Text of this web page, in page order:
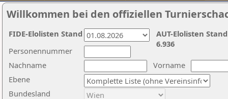
Willkommen bei den offiziellen
Nachname
Vorname
Ebene
Personennummer
Bundesland
AUT-Elolisten
6.936
FIDE-Elolisten Stand